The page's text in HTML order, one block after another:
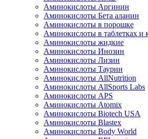
Аминокислоты Аргинин
Аминокислоты Бета аланин
Аминокислоты в порошке
Аминокислоты в таблетках и
Аминокислоты жидкие
Аминокислоты Инозин
Аминокислоты Лизин
Аминокислоты Таурин
Аминокислоты AllNutrition
Аминокислоты AllSports Labs
Аминокислоты APS
Аминокислоты Atomix
Аминокислоты Biotech USA
Аминокислоты Blastex
Аминокислоты Body World